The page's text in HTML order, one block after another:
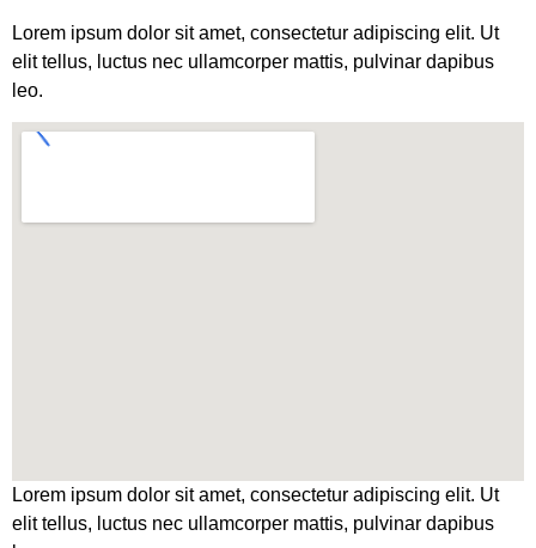
Lorem ipsum dolor sit amet, consectetur adipiscing elit. Ut
elit tellus, luctus nec ullamcorper mattis, pulvinar dapibus
leo.
Lorem ipsum dolor sit amet, consectetur adipiscing elit. Ut
elit tellus, luctus nec ullamcorper mattis, pulvinar dapibus